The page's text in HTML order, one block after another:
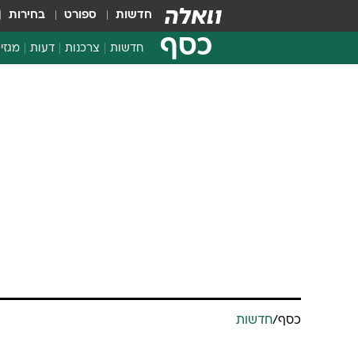
חדשות ספורט בחירות
כסף חדשות צרכנות דעות מגזין
כסף/חדשות